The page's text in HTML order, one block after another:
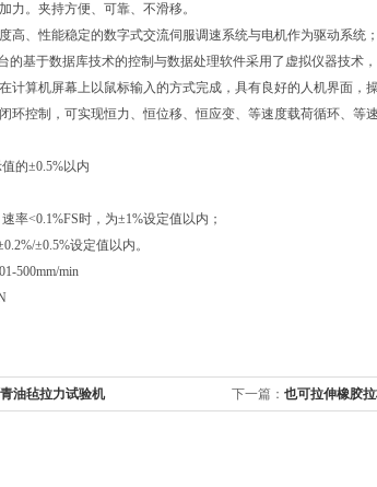
力。夹持方便、可靠、不滑移。
高、性能稳定的数字式交流伺服调速系统与电机作为驱动系统
的基于数据库技术的控制与数据处理软件采用了虚拟仪器技
计算机屏幕上以鼠标输入的方式完成，具有良好的人机界面
环控制，可实现恒力、恒位移、恒应变、等速度载荷循环、等
的±0.5%以内
率<0.1%FS时，为±1%设定值以内；
±0.5%设定值以内。
500mm/min
油毡拉力试验机 下一篇： 也可拉伸橡胶